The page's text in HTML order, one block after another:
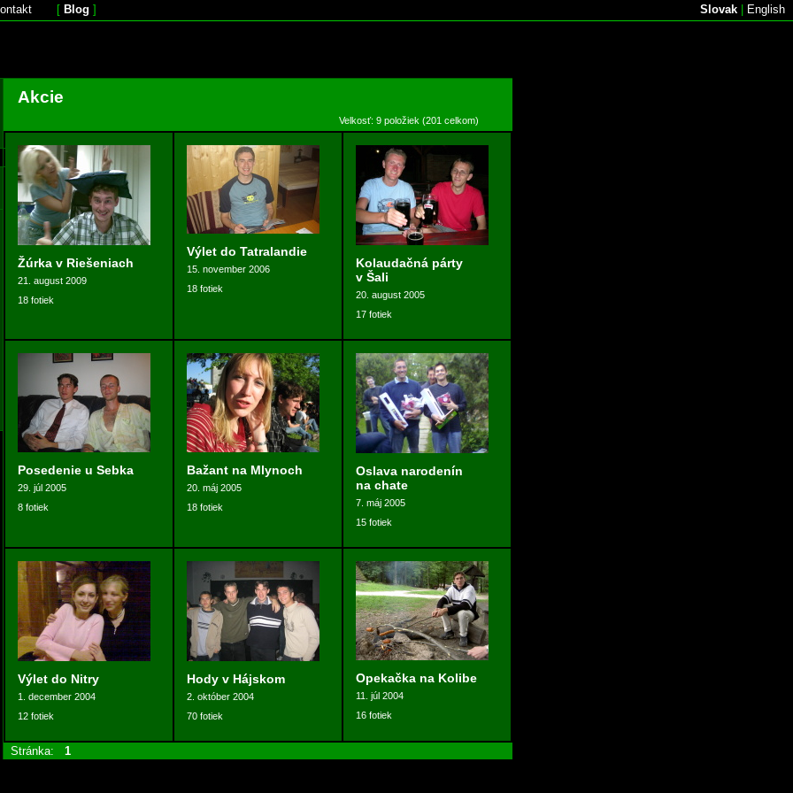
[ Blog ] Slovak English
Akcie
Velkosť: 9 položiek (201 celkom)
Žúrka v Riešeniach
21. august 2009
18 fotiek
Výlet do Tatralandie
15. november 2006
18 fotiek
Kolaudačná párty
v Šali
20. august 2005
17 fotiek
Posedenie u Sebka
29. júl 2005
8 fotiek
Bažant na Mlynoch
20. máj 2005
18 fotiek
Oslava narodenín
na chate
7. máj 2005
15 fotiek
Výlet do Nitry
1. december 2004
12 fotiek
Hody v Hájskom
2. október 2004
70 fotiek
Opekačka na Kolibe
11. júl 2004
16 fotiek
Stránka: 1